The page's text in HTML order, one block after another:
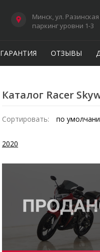
Минск, ул. Разинская
паркинг уровни 1-3
ГАРАНТИЯ ОТЗЫВЫ
Каталог Racer
Сортировать:
2020